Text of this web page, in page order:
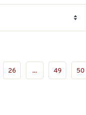
26 ... 49 50